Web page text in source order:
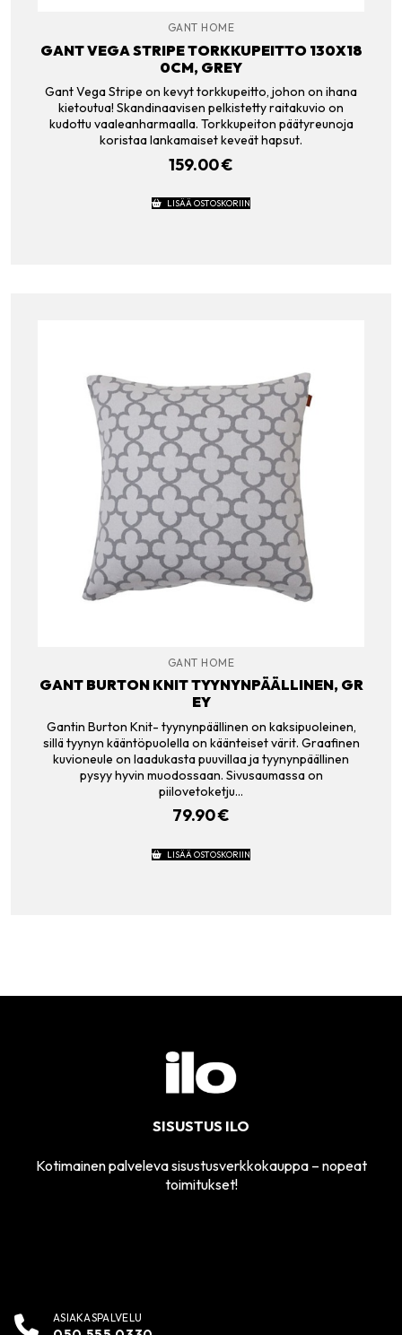
GANT HOME
GANT VEGA STRIPE TORKKUPEITTO 130X18
0CM, GREY
Gant Vega Stripe on kevyt torkkupeitto, johon on ihana
kietoutua! Skandinaavisen pelkistetty raitakuvio on
kudottu vaaleanharmaalla. Torkkupeiton päätyreunoja
koristaa lankamaiset keveät hapsut.
159.00€
LISÄÄ OSTOSKORIIN
GANT HOME
GANT BURTON KNIT TYYNYNPÄÄLLINEN, GR
EY
Gantin Burton Knit- tyynynpäällinen on kaksipuoleinen,
sillä tyynyn kääntöpuolella on käänteiset värit. Graafinen
kuvioneule on laadukasta puuvillaa ja tyynynpäällinen
pysyy hyvin muodossaan. Sivusaumassa on
piilovetoketju…
79.90€
LISÄÄ OSTOSKORIIN
SISUSTUS ILO
Kotimainen palveleva sisustusverkkokauppa – nopeat
toimitukset!
ASIAKASPALVELU